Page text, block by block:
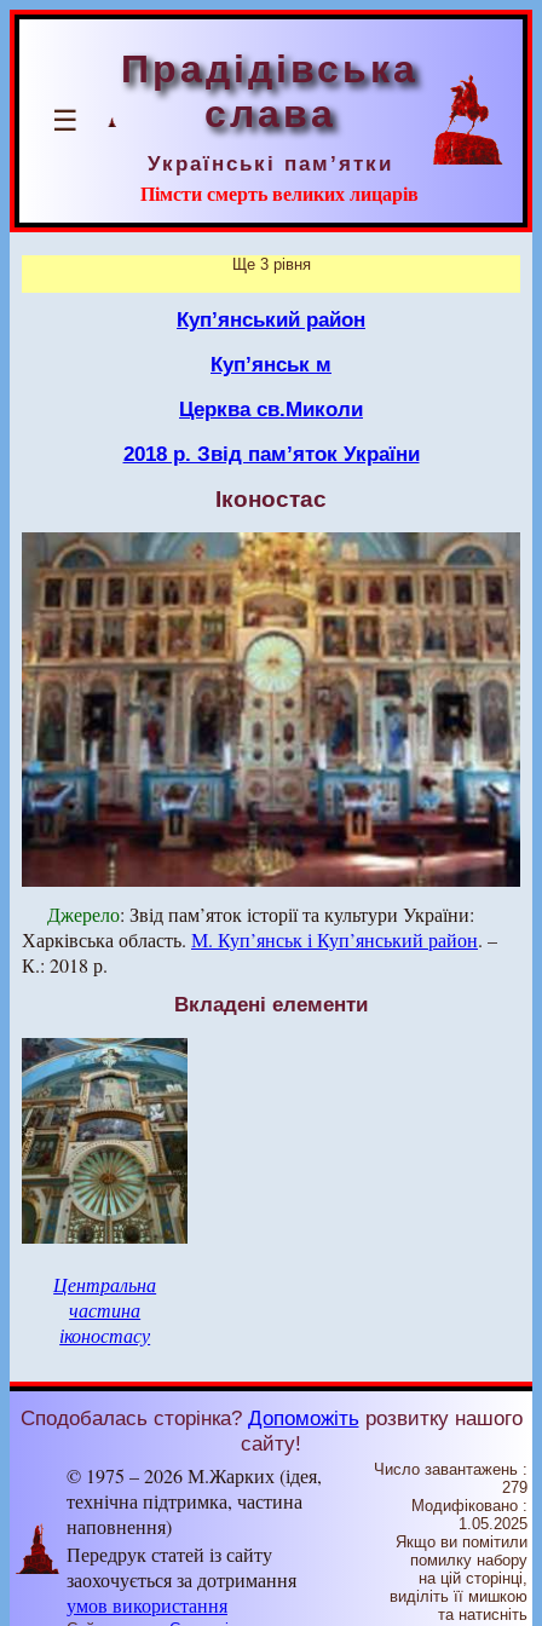
☰
Прадідівська
слава
Українські пам’ятки
Пімсти смерть великих лицарів
Ще 3 рівня
Куп’янський район
Куп’янськ м
Церква св.Миколи
2018 р. Звід пам’яток України
Іконостас
Джерело: Звід пам’яток історії та культури України:
Харківська область. М. Куп’янськ і Куп’янський район. –
К.: 2018 р.
Вкладені елементи
Центральна
частина
іконостасу
Сподобалась сторінка? Допоможіть розвитку нашого
сайту!
© 1975 – 2026 М.Жарких (ідея,
технічна підтримка, частина
наповнення)
Передрук статей із сайту
заохочується за дотримання
умов використання
Число завантажень :
279
Модифіковано :
1.05.2025
Якщо ви помітили
помилку набору
на цiй сторiнцi,
видiлiть її мишкою
та натисніть